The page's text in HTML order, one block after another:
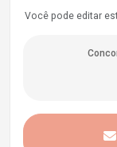
Você pode editar